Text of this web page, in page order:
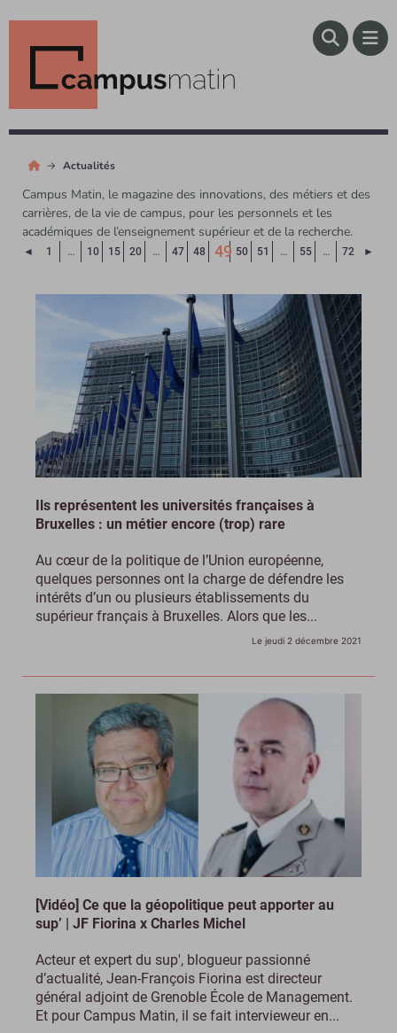
Actualités
Campus Matin, le magazine des innovations, des métiers et des
carrières, de la vie de campus, pour les personnels et les
académiques de l’enseignement supérieur et de la recherche.
◄ Page précédente
1 … 10 15 20 … 47 48
49 50 51 … 55 … 72 ►
Ils représentent les universités françaises à
Bruxelles : un métier encore (trop) rare
Au cœur de la politique de l’Union européenne,
quelques personnes ont la charge de défendre les
intérêts d’un ou plusieurs établissements du
supérieur français à Bruxelles. Alors que les...
Le jeudi 2 décembre 2021
[Vidéo] Ce que la géopolitique peut apporter au
sup’ | JF Fiorina x Charles Michel
Acteur et expert du sup', blogueur passionné
d’actualité, Jean-François Fiorina est directeur
général adjoint de Grenoble École de Management.
Et pour Campus Matin, il se fait intervieweur en...